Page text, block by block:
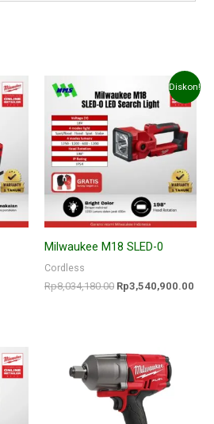
Diskon!
Milwaukee M18 SLED-0
Cordless
Rp8,034,180.00
aslinya
adalah:
Rp8,034,180.00.
Rp3,540,900.00
saat